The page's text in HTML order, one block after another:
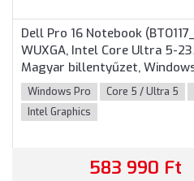
Dell Pro 16 Notebook
WUXGA, Intel Core Ultra 5-
Magyar billentyűzet,
garancia, Platinaszürke
Windows Pro Core 5 / Ultra 5
Intel Graphics
583 990 Ft